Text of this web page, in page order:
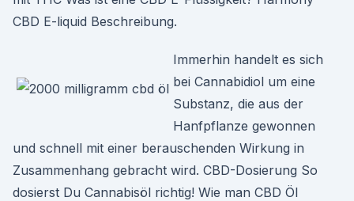
CBD E-liquid Beschreibung.
Immerhin handelt es sich
bei Cannabidiol um eine
Substanz, die aus der
Hanfpflanze gewonnen
und schnell mit einer berauschenden Wirkung in
Zusammenhang gebracht wird. CBD-Dosierung So
dosierst Du Cannabisöl richtig! Wie man CBD Öl